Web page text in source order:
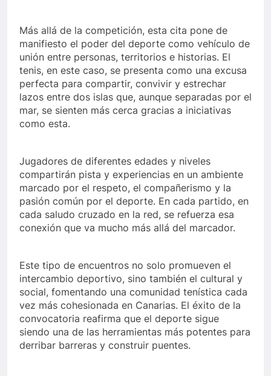
Más allá de la competición, esta cita pone de
manifiesto el poder del deporte como vehículo de
unión entre personas, territorios e historias. El
tenis, en este caso, se presenta como una excusa
perfecta para compartir, convivir y estrechar
lazos entre dos islas que, aunque separadas por el
mar, se sienten más cerca gracias a iniciativas
como esta.
Jugadores de diferentes edades y niveles
compartirán pista y experiencias en un ambiente
marcado por el respeto, el compañerismo y la
pasión común por el deporte. En cada partido, en
cada saludo cruzado en la red, se refuerza esa
conexión que va mucho más allá del marcador.
Este tipo de encuentros no solo promueven el
intercambio deportivo, sino también el cultural y
social, fomentando una comunidad tenística cada
vez más cohesionada en Canarias. El éxito de la
convocatoria reafirma que el deporte sigue
siendo una de las herramientas más potentes para
derribar barreras y construir puentes.